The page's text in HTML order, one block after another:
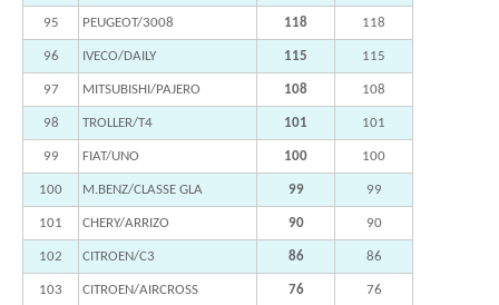
95 PEUGEOT/3008 118 118
96 IVECO/DAILY 115 115
97 MITSUBISHI/PAJERO 108 108
98 TROLLER/T4 101 101
99 FIAT/UNO 100 100
100 M.BENZ/CLASSE GLA 99 99
101 CHERY/ARRIZO 90 90
102 CITROEN/C3 86 86
103 CITROEN/AIRCROSS 76 76